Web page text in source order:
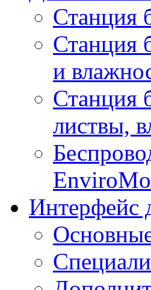
Станция
Станция
и
Станция
листвы,